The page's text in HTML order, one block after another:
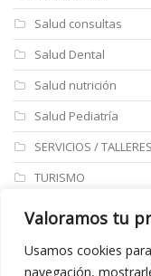
Valoramos tu
Usamos cookies
navegación,
Salud consultas
Salud Dental
Salud nutrición
Salud Pediatría
SERVICIOS / TALLERES
TURISMO
ULTIMAS NOTICIAS